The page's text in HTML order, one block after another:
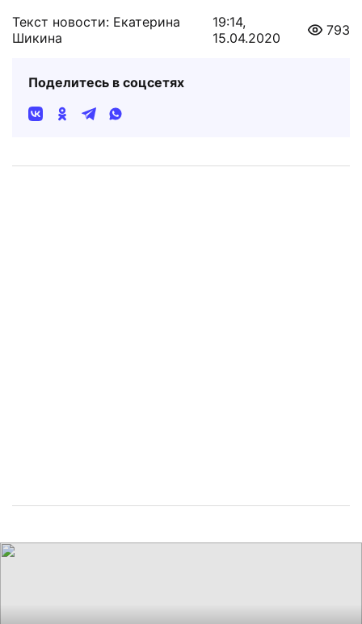
Текст новости: Екатерина
Шикина
19:14,
15.04.2020
793
Поделитесь в соцсетях